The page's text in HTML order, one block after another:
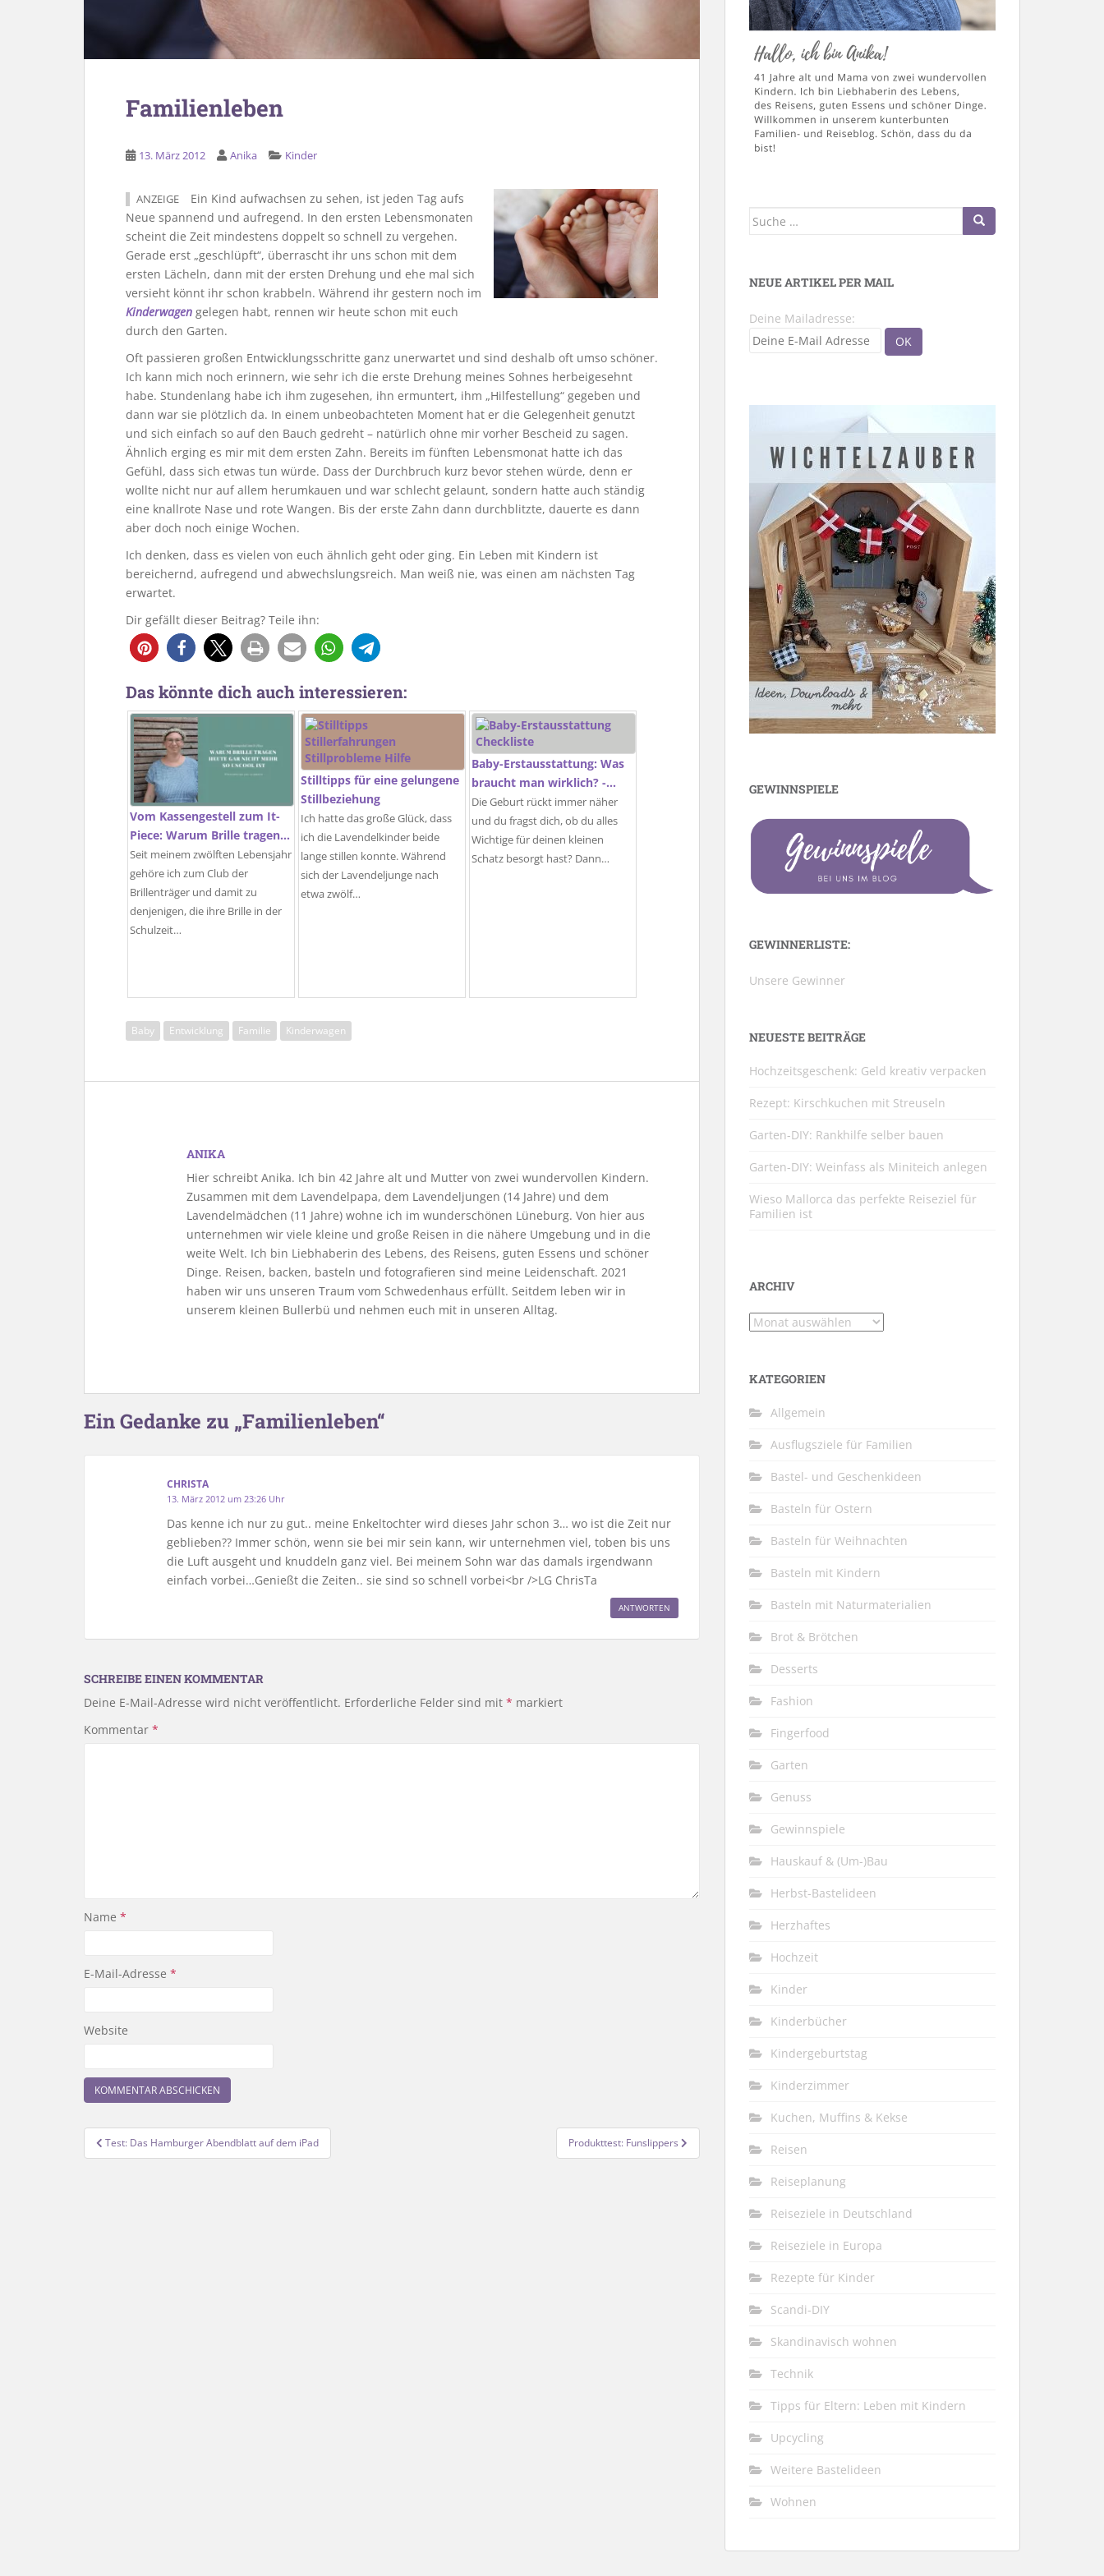
Familienleben
13. März 2012 Anika Kinder
ANZEIGE
Ein Kind aufwachsen zu sehen, ist jeden Tag aufs
Neue spannend und aufregend. In den ersten Lebensmonaten
scheint die Zeit mindestens doppelt so schnell zu vergehen.
Gerade erst „geschlüpft“, überrascht ihr uns schon mit dem
ersten Lächeln, dann mit der ersten Drehung und ehe mal sich
versieht könnt ihr schon krabbeln. Während ihr gestern noch im
Kinderwagen gelegen habt, rennen wir heute schon mit euch
durch den Garten.
Oft passieren großen Entwicklungsschritte ganz unerwartet und sind deshalb oft umso schöner.
Ich kann mich noch erinnern, wie sehr ich die erste Drehung meines Sohnes herbeigesehnt
habe. Stundenlang habe ich ihm zugesehen, ihn ermuntert, ihm „Hilfestellung“ gegeben und
dann war sie plötzlich da. In einem unbeobachteten Moment hat er die Gelegenheit genutzt
und sich einfach so auf den Bauch gedreht – natürlich ohne mir vorher Bescheid zu sagen.
Ähnlich erging es mir mit dem ersten Zahn. Bereits im fünften Lebensmonat hatte ich das
Gefühl, dass sich etwas tun würde. Dass der Durchbruch kurz bevor stehen würde, denn er
wollte nicht nur auf allem herumkauen und war schlecht gelaunt, sondern hatte auch ständig
eine knallrote Nase und rote Wangen. Bis der erste Zahn dann durchblitzte, dauerte es dann
aber doch noch einige Wochen.
Ich denken, dass es vielen von euch ähnlich geht oder ging. Ein Leben mit Kindern ist
bereichernd, aufregend und abwechslungsreich. Man weiß nie, was einen am nächsten Tag
erwartet.
Dir gefällt dieser Beitrag? Teile ihn:
Das könnte dich auch interessieren:
Vom Kassengestell zum It-
Piece: Warum Brille tragen…
Seit meinem zwölften Lebensjahr
gehöre ich zum Club der
Brillenträger und damit zu
denjenigen, die ihre Brille in der
Schulzeit…
Stilltipps für eine gelungene
Stillbeziehung
Ich hatte das große Glück, dass
ich die Lavendelkinder beide
lange stillen konnte. Während
sich der Lavendeljunge nach
etwa zwölf…
Baby-Erstausstattung: Was
braucht man wirklich? -…
Die Geburt rückt immer näher
und du fragst dich, ob du alles
Wichtige für deinen kleinen
Schatz besorgt hast? Dann…
Baby Entwicklung Familie Kinderwagen
ANIKA
Hier schreibt Anika. Ich bin 42 Jahre alt und Mutter von zwei wundervollen Kindern.
Zusammen mit dem Lavendelpapa, dem Lavendeljungen (14 Jahre) und dem
Lavendelmädchen (11 Jahre) wohne ich im wunderschönen Lüneburg. Von hier aus
unternehmen wir viele kleine und große Reisen in die nähere Umgebung und in die
weite Welt. Ich bin Liebhaberin des Lebens, des Reisens, guten Essens und schöner
Dinge. Reisen, backen, basteln und fotografieren sind meine Leidenschaft. 2021
haben wir uns unseren Traum vom Schwedenhaus erfüllt. Seitdem leben wir in
unserem kleinen Bullerbü und nehmen euch mit in unseren Alltag.
Ein Gedanke zu „Familienleben“
CHRISTA
13. März 2012 um 23:26 Uhr
Das kenne ich nur zu gut.. meine Enkeltochter wird dieses Jahr schon 3… wo ist die Zeit nur
geblieben?? Immer schön, wenn sie bei mir sein kann, wir unternehmen viel, toben bis uns
die Luft ausgeht und knuddeln ganz viel. Bei meinem Sohn war das damals irgendwann
einfach vorbei…Genießt die Zeiten.. sie sind so schnell vorbei<br />LG ChrisTa
ANTWORTEN
SCHREIBE EINEN KOMMENTAR
Deine E-Mail-Adresse wird nicht veröffentlicht. Erforderliche Felder sind mit * markiert
Kommentar *
Name *
E-Mail-Adresse *
Website
Beitragsnavigation
Test: Das Hamburger Abendblatt auf dem iPad Produkttest: Funslippers
Suche
NEUE ARTIKEL PER MAIL
Deine Mailadresse:
GEWINNSPIELE
GEWINNERLISTE:
Unsere Gewinner
NEUESTE BEITRÄGE
Hochzeitsgeschenk: Geld kreativ verpacken
Rezept: Kirschkuchen mit Streuseln
Garten-DIY: Rankhilfe selber bauen
Garten-DIY: Weinfass als Miniteich anlegen
Wieso Mallorca das perfekte Reiseziel für
Familien ist
ARCHIV
Archiv
KATEGORIEN
Allgemein
Ausflugsziele für Familien
Bastel- und Geschenkideen
Basteln für Ostern
Basteln für Weihnachten
Basteln mit Kindern
Basteln mit Naturmaterialien
Brot & Brötchen
Desserts
Fashion
Fingerfood
Garten
Genuss
Gewinnspiele
Hauskauf & (Um-)Bau
Herbst-Bastelideen
Herzhaftes
Hochzeit
Kinder
Kinderbücher
Kindergeburtstag
Kinderzimmer
Kuchen, Muffins & Kekse
Reisen
Reiseplanung
Reiseziele in Deutschland
Reiseziele in Europa
Rezepte für Kinder
Scandi-DIY
Skandinavisch wohnen
Technik
Tipps für Eltern: Leben mit Kindern
Upcycling
Weitere Bastelideen
Wohnen